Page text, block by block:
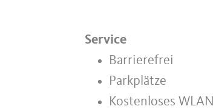
Service
Barrierefrei
Parkplätze
Kostenloses WLAN